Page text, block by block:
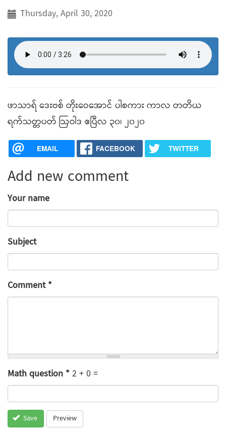
Thursday, April 30, 2020
ဖာသာရ် ဒေးဗစ် တိုးဝေအောင် ပါစကား ကာလ တတိယ
ရက်သတ္တပတ် ဩဝါဒ ဧပြီလ ၃၀၊ ၂၀၂၀
EMAIL FACEBOOK TWITTER
Add new comment
Your name
Subject
Comment*
Math question*2 + 0 =
Save Preview